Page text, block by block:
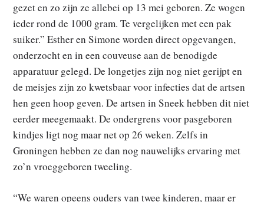
gezet en zo zijn ze allebei op 13 mei geboren. Ze wogen
ieder rond de 1000 gram. Te vergelijken met een pak
suiker.” Esther en Simone worden direct opgevangen,
onderzocht en in een couveuse aan de benodigde
apparatuur gelegd. De longetjes zijn nog niet gerijpt en
de meisjes zijn zo kwetsbaar voor infecties dat de artsen
hen geen hoop geven. De artsen in Sneek hebben dit niet
eerder meegemaakt. De ondergrens voor pasgeboren
kindjes ligt nog maar net op 26 weken. Zelfs in
Groningen hebben ze dan nog nauwelijks ervaring met
zo’n vroeggeboren tweeling.
“We waren opeens ouders van twee kinderen, maar er